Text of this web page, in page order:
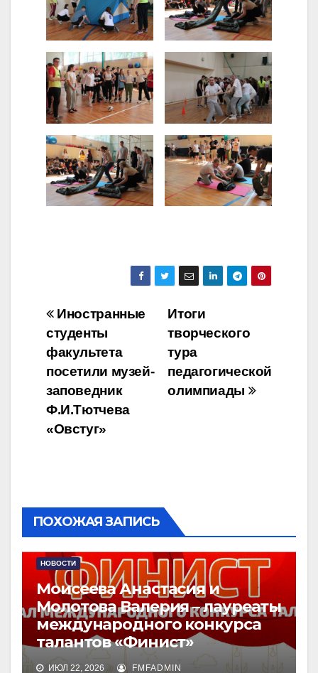
Навигация
по
записям
Итоги
творческого
тура
педагогической
олимпиады
Иностранные
студенты
факультета
посетили музей-
заповедник
Ф.И.Тютчева
«Овстуг»
ПОХОЖАЯ ЗАПИСЬ
НОВОСТИ
Моисеева Анастасия и
Молотова Валерия – лауреаты
международного конкурса
талантов «Финист»
ИЮЛ 22, 2026 FMFADMIN